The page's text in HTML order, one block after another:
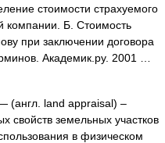
стоимости страхуемого
компании. Б. Стоимость
при заключении договора
Академик.ру. 2001 …
(англ. land appraisal) –
свойств земельных участков
в физическом